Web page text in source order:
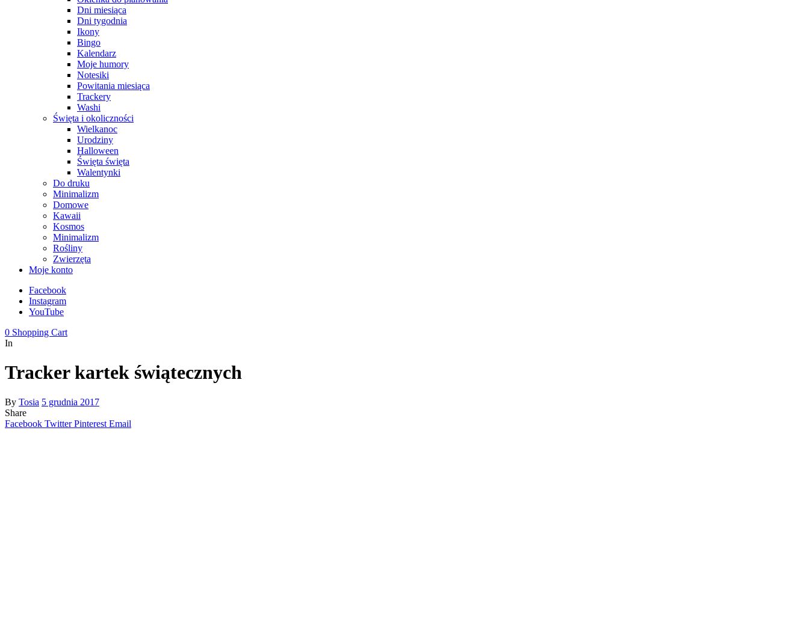
Dni miesiąca
Dni tygodnia
Ikony
Bingo
Kalendarz
Moje humory
Notesiki
Powitania miesiąca
Trackery
Washi
Święta i okoliczności
Wielkanoc
Urodziny
Halloween
Święta święta
Walentynki
Do druku
Minimalizm
Domowe
Kawaii
Kosmos
Minimalizm
Rośliny
Zwierzęta
Moje konto
Facebook
Instagram
YouTube
0 Shopping Cart
In
Tracker kartek świątecznych
By Tosia 5 grudnia 2017
Share
Facebook Twitter Pinterest Email